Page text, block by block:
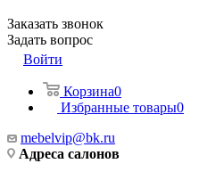
Заказать звонок
Задать вопрос
Войти
Корзина0
Избранные товары0
mebelvip@bk.ru
Адреса салонов